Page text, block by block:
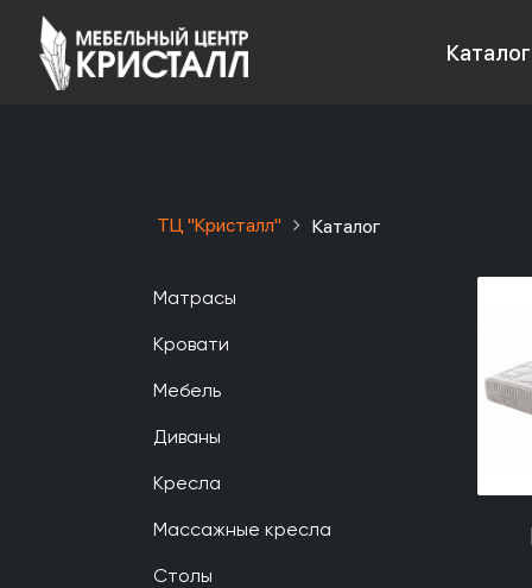
Каталог
ТЦ "Кристалл" Каталог
Матрасы
Кровати
Мебель
Диваны
Кресла
Массажные кресла
Столы